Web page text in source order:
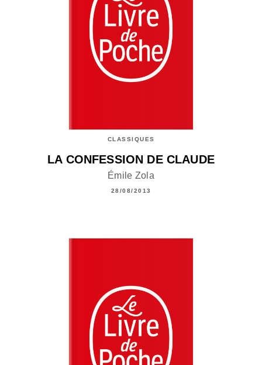
CLASSIQUES
LA CONFESSION DE CLAUDE
Émile Zola
28/08/2013